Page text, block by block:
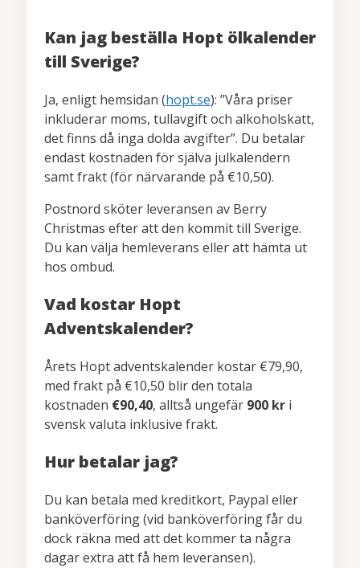
Kan jag beställa Hopt ölkalender
till Sverige?
Ja, enligt hemsidan (hopt.se): ”Våra priser
inkluderar moms, tullavgift och alkoholskatt,
det finns då inga dolda avgifter”. Du betalar
endast kostnaden för själva julkalendern
samt frakt (för närvarande på €10,50).
Postnord sköter leveransen av Berry
Christmas efter att den kommit till Sverige.
Du kan välja hemleverans eller att hämta ut
hos ombud.
Vad kostar Hopt
Adventskalender?
Årets Hopt adventskalender kostar €79,90,
med frakt på €10,50 blir den totala
kostnaden €90,40, alltså ungefär 900 kr i
svensk valuta inklusive frakt.
Hur betalar jag?
Du kan betala med kreditkort, Paypal eller
banköverföring (vid banköverföring får du
dock räkna med att det kommer ta några
dagar extra att få hem leveransen).